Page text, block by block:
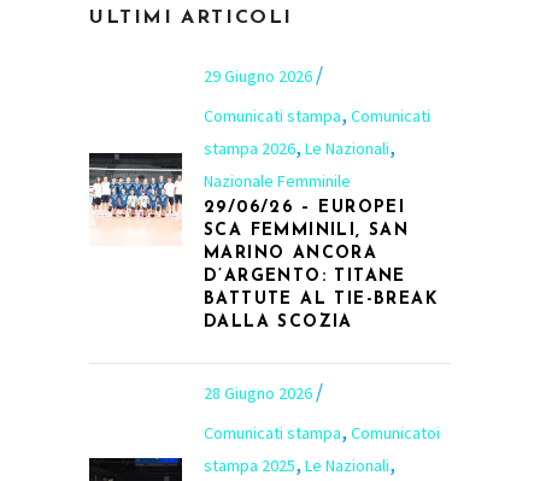
ULTIMI ARTICOLI
29 Giugno 2026
Comunicati stampa, Comunicati
stampa 2026, Le Nazionali,
Nazionale Femminile
29/06/26 – EUROPEI
SCA FEMMINILI, SAN
MARINO ANCORA
D’ARGENTO: TITANE
BATTUTE AL TIE-BREAK
DALLA SCOZIA
28 Giugno 2026
Comunicati stampa, Comunicatoi
stampa 2025, Le Nazionali,